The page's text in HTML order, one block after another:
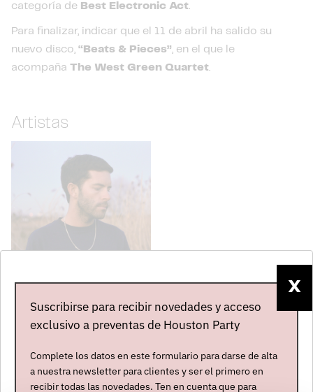
categoría de Best Electronic Act.
Para finalizar, indicar que el 11 de abril ha salido su
nuevo disco, “Beats & Pieces”, en el que le
acompaña The West Green Quartet.
Artistas
Abierta contratación
ÚLTIMAS NOTICIAS
X
Suscribirse para recibir novedades y acceso
exclusivo a preventas de Houston Party
Complete los datos en este formulario para darse de alta
a nuestra newsletter para clientes y ser el primero en
recibir todas las novedades. Ten en cuenta que para